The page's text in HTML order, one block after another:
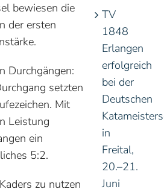
bewiesen die
der ersten
Durchgängen:
setzten
Mit
Leistung
ein
5:2.
zu nutzen
TV
1848
Erlangen
erfolgreich
bei der
Deutschen
in
Freital,
20.–21.
Juni